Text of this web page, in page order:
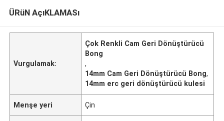
ÜRüN AçıKLAMASı
Vurgulamak:
Çok Renkli Cam Geri Dönüştürücü
Bong
,
14mm Cam Geri Dönüştürücü Bong,
14mm erc geri dönüştürücü kulesi
Menşe yeri Çin